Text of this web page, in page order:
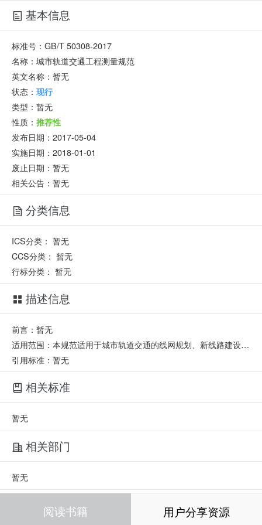
基本信息
标准号： GB/T 50308-2017
名称： 城市轨道交通工程测量规范
英文名称： 暂无
状态： 现行
类型： 暂无
性质： 推荐性
发布日期： 2017-05-04
实施日期： 2018-01-01
废止日期： 暂无
相关公告：暂无
分类信息
ICS分类： 暂无
CCS分类： 暂无
行标分类： 暂无
描述信息
前言：暂无
适用范围：本规范适用于城市轨道交通的线网规划、新线路建设、既有线路改造、运营线路维护以及第三方测量与第三方监测的工程测量工作的技术设计、作业实施以及成果整理与质量检验。2018-1-1实施。
引用标准：暂无
相关标准
暂无
相关部门
暂无
相关人员
阅读书籍 用户分享资源